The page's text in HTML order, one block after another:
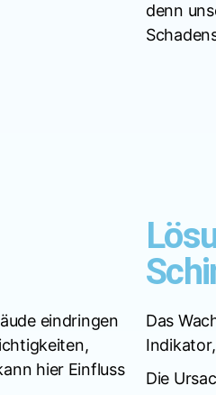
denn
eindringen
hier Einfluss
Das
Die